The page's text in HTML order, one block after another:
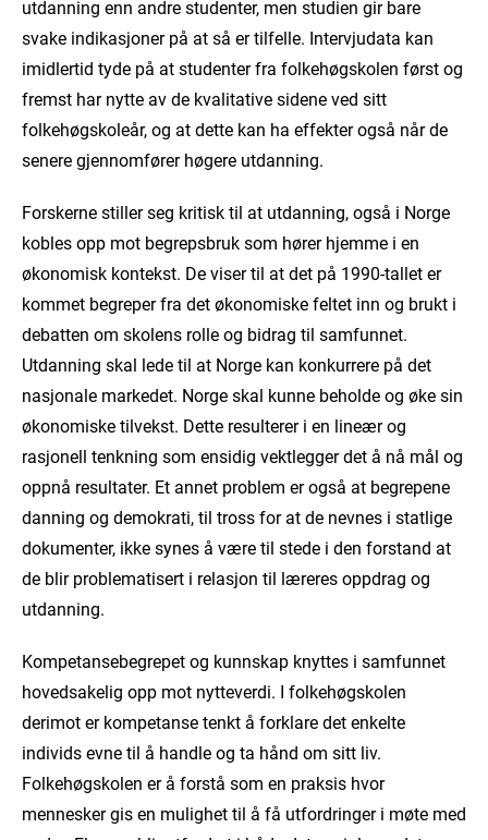
utdanning enn andre studenter, men studien gir bare
svake indikasjoner på at så er tilfelle. Intervjudata kan
imidlertid tyde på at studenter fra folkehøgskolen først og
fremst har nytte av de kvalitative sidene ved sitt
folkehøgskoleår, og at dette kan ha effekter også når de
senere gjennomfører høgere utdanning.
Forskerne stiller seg kritisk til at utdanning, også i Norge
kobles opp mot begrepsbruk som hører hjemme i en
økonomisk kontekst. De viser til at det på 1990-tallet er
kommet begreper fra det økonomiske feltet inn og brukt i
debatten om skolens rolle og bidrag til samfunnet.
Utdanning skal lede til at Norge kan konkurrere på det
nasjonale markedet. Norge skal kunne beholde og øke sin
økonomiske tilvekst. Dette resulterer i en lineær og
rasjonell tenkning som ensidig vektlegger det å nå mål og
oppnå resultater. Et annet problem er også at begrepene
danning og demokrati, til tross for at de nevnes i statlige
dokumenter, ikke synes å være til stede i den forstand at
de blir problematisert i relasjon til læreres oppdrag og
utdanning.
Kompetansebegrepet og kunnskap knyttes i samfunnet
hovedsakelig opp mot nytteverdi. I folkehøgskolen
derimot er kompetanse tenkt å forklare det enkelte
individs evne til å handle og ta hånd om sitt liv.
Folkehøgskolen er å forstå som en praksis hvor
mennesker gis en mulighet til å få utfordringer i møte med